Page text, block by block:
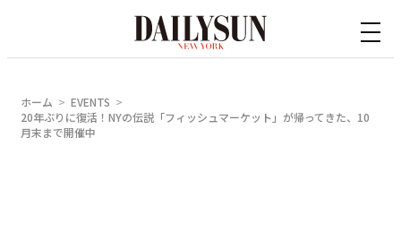
ホーム
EVENTS
20年ぶりに復活！NYの伝説「フィッシュマーケット」が帰ってきた、10
月末まで開催中